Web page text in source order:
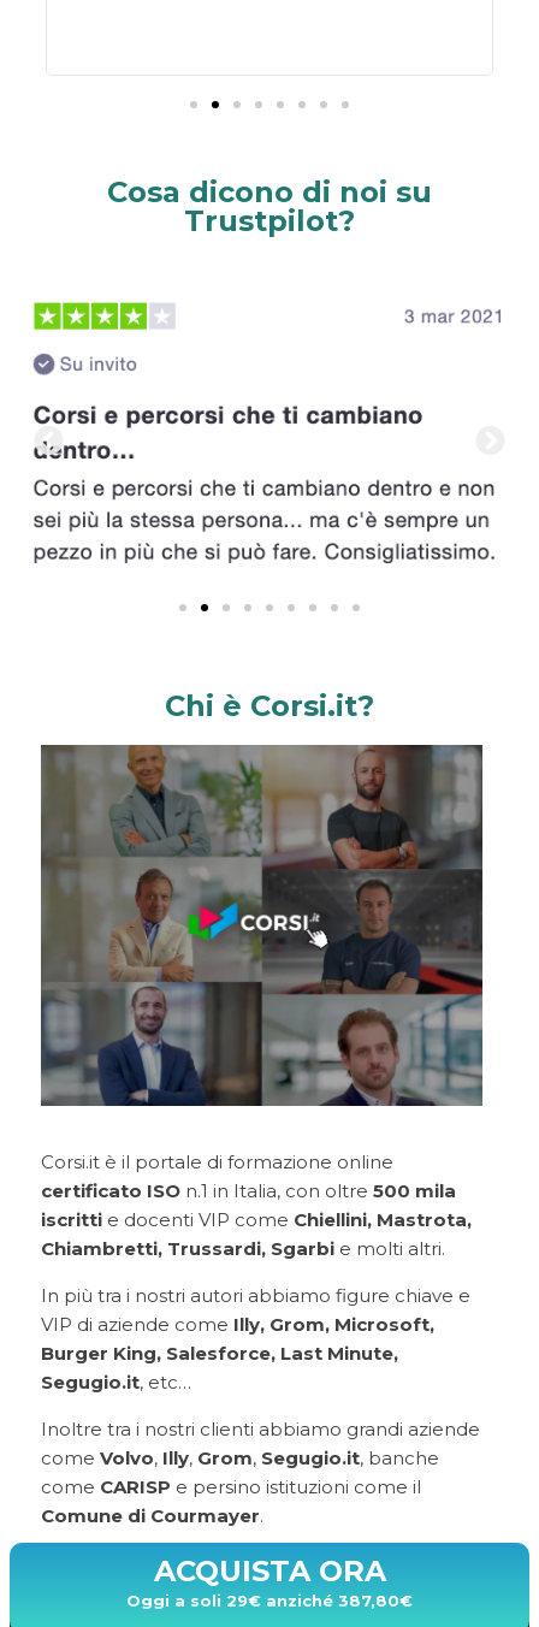
Cosa dicono di noi su
Trustpilot?
Chi è Corsi.it?
Corsi.it è il portale di formazione online
certificato ISO n.1 in Italia, con oltre 500 mila
iscritti e docenti VIP come Chiellini, Mastrota,
Chiambretti, Trussardi, Sgarbi e molti altri.
In più tra i nostri autori abbiamo figure chiave e
VIP di aziende come Illy, Grom, Microsoft,
Burger King, Salesforce, Last Minute,
Segugio.it, etc…
Inoltre tra i nostri clienti abbiamo grandi aziende
come Volvo, Illy, Grom, Segugio.it, banche
come CARISP e persino istituzioni come il
Comune di Courmayer.
ACQUISTA ORA
Oggi a soli 29€ anziché 387,80€